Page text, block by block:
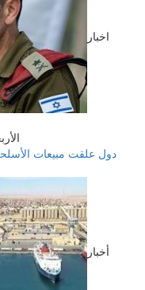
اخبار
الأربعاء 04
دول علقت مبيعات
أخبار